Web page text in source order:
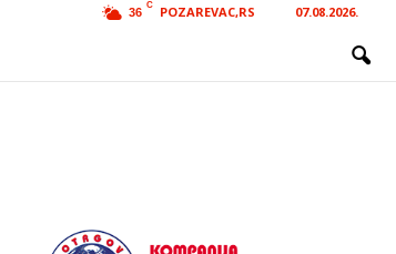
36
C POZAREVAC,RS 07.08.2026.